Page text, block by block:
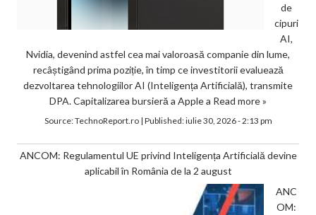
de
cipuri
AI,
Nvidia, devenind astfel cea mai valoroasă companie din lume,
recâștigând prima poziție, în timp ce investitorii evaluează
dezvoltarea tehnologiilor AI (Inteligența Artificială), transmite
DPA. Capitalizarea bursieră a Apple a Read more »
Source:TechnoReport.ro| Published:iulie 30, 2026 - 2:13 pm
ANCOM: Regulamentul UE privind Inteligența Artificială devine
aplicabil în România de la 2 august
ANC
OM: